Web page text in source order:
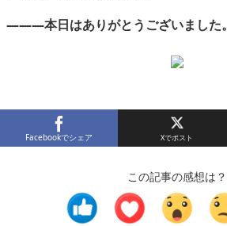
―――本日はありがとうございました。
Facebookでシェア
この記事の感想は？